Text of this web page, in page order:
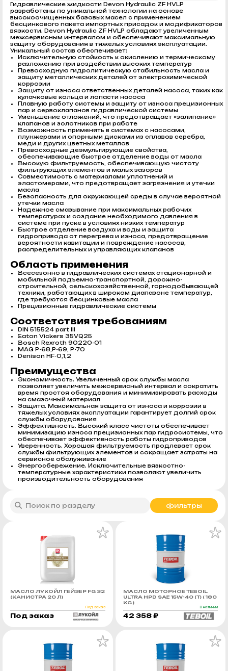
Гидравлические жидкости Devon Hydraulic ZF HVLP
разработаны по уникальной технологии на основе
высокоочищенных базовых масел с применением
бесцинкового пакета импортных присадок и модификаторов
вязкости. Devon Hydraulic ZF HVLP обладают увеличенным
межсервисным интервалом и обеспечивают максимальную
защиту оборудования в тяжелых условиях эксплуатации.
Уникальный состав обеспечивает:
Исключительную стойкость к окислению и термическому
разложению при воздействии высоких температур
Превосходную гидролитическую стабильность масла и
защиту металлических деталей от электрохимической
коррозии
Защиту от износа ответственных деталей насоса, таких как
кулачковые кольца и лопасти насоса
Плавную работу системы и защиту от износа прецизионных
пар и сервоклапанов гидравлической системы
Уменьшение отложений, что предотвращает «залипание»
клапанов и золотников при работе
Возможность применять в системах с насосами,
плунжерами и опорными дисками из сплавов серебра,
меди и других цветных металлов
Превосходные деэмульгирующие свойства,
обеспечивающие быстрое отделение воды от масла
Высокую фильтруемость, обеспечивающую чистоту
фильтрующих элементов и малых зазоров
Совместимость с материалами уплотнений и
эластомерами, что предотвращает загрязнения и утечки
масла
Безопасность для окружающей среды в случае вероятной
утечки масла
Надежное смазывание при максимальных рабочих
температурах и создание необходимого давления в
системе при пуске в условиях низких температур
Быстрое отделение воздуха и воды и защита
гидропривода от перегрева и износа, предотвращение
вероятности кавитации и повреждение насосов,
распределительных и управляющих клапанов
Область применения
Всесезонно в гидравлических системах стационарной и
мобильной подъемно-транспортной, дорожно-
строительной, сельскохозяйственной, горнодобывающей
техники, работающих в широком диапазоне температур,
где требуются бесцинковые масла
Прецизионные гидравлические системы
Соответствия требованиям
DIN 515524 part III
Eaton Vickers 35VQ25
Bosch Rexroth 90220-01
MAG P-68,P-69, P-70
Denison HF-0,1,2
Преимущества
Экономичность. Увеличенный срок службы масла
позволяет увеличить межсервисный интервал и сократить
время простоя оборудования и минимизировать расходы
на смазочный материал
Защита. Максимальная защита от износа и коррозии в
тяжелых условиях эксплуатации гарантирует долгий срок
службы оборудования
Эффективность. Высокий класс чистоты обеспечивает
минимизацию износа прецизионных пар гидросистемы, что
обеспечивает эффективность работы гидроприводов
Уверенность. Хорошая фильтруемость продлевает срок
службы фильтрующих элементов и сокращает затраты на
сервисное обслуживание
Энергосбережение. Исключительные вязкостно-
температурные характеристики позволяют увеличить
производительность оборудования
фильтры
МАСЛО ЛУКОЙЛ ГЕЙЗЕР FG 32
(КАНИСТРА 20 Л)
Под заказ
Под заказ
МАСЛО МОТОРНОЕ TEBOIL
ULTRA HPD SAE 15W-40 (Т) ( 180
KG )
В наличии
42 358 ₽